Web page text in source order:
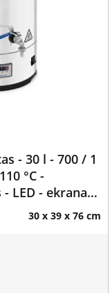
- 30 l - 700 / 1
°C -
LED - ekranas -
30 x 39 x 76 cm